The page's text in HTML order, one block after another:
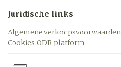
Juridische links
Algemene verkoopsvoorwaarden
Cookies ODR-platform